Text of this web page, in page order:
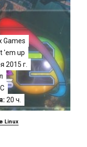
Games
'em up
2015 г.
20 ч.
Linux